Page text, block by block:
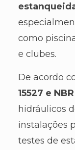
como
e clubes.
De acordo
15527 e
hidráulicos
instalações
testes de